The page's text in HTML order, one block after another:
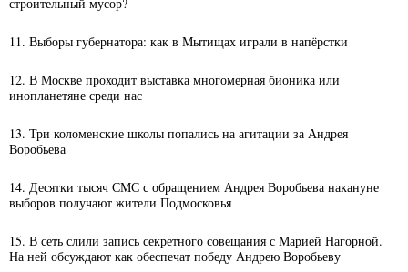
11. Выборы губернатора: как в Мытищах играли в напёрстки
12. В Москве проходит выставка многомерная бионика или
инопланетяне среди нас
13. Три коломенские школы попались на агитации за Андрея
Воробьева
14. Десятки тысяч СМС с обращением Андрея Воробьева накануне
выборов получают жители Подмосковья
15. В сеть слили запись секретного совещания с Марией Нагорной.
На ней обсуждают как обеспечат победу Андрею Воробьеву